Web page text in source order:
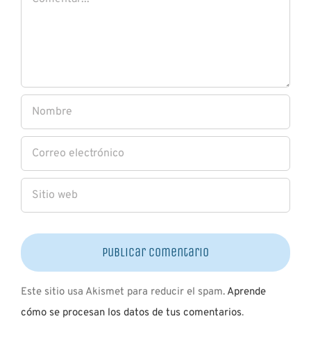
Este sitio usa Akismet para reducir el spam. Aprende
cómo se procesan los datos de tus comentarios.